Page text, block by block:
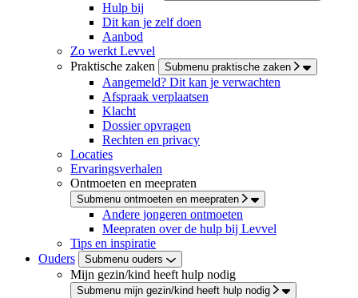
Hulp bij
Dit kan je zelf doen
Aanbod
Zo werkt Levvel
Praktische zaken
Submenu praktische zaken
Aangemeld? Dit kan je verwachten
Afspraak verplaatsen
Klacht
Dossier opvragen
Rechten en privacy
Locaties
Ervaringsverhalen
Ontmoeten en meepraten
Submenu ontmoeten en meepraten
Andere jongeren ontmoeten
Meepraten over de hulp bij Levvel
Tips en inspiratie
Ouders
Submenu ouders
Mijn gezin/kind heeft hulp nodig
Submenu mijn gezin/kind heeft hulp nodig